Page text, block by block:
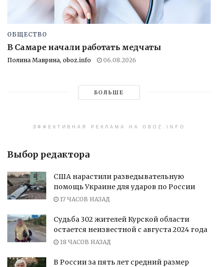
ОБЩЕСТВО
В Самаре начали работать медчаты
Полина Маврина, oboz.info 06.08.2026
БОЛЬШЕ
ЭФФЕКТИВНАЯ РЕКЛАМА НА OBOZ.INFO
Выбор редактора
США нарастили разведывательную
помощь Украине для ударов по России
17 ЧАСОВ НАЗАД
Судьба 302 жителей Курской области
остается неизвестной с августа 2024 года
18 ЧАСОВ НАЗАД
В России за пять лет средний размер